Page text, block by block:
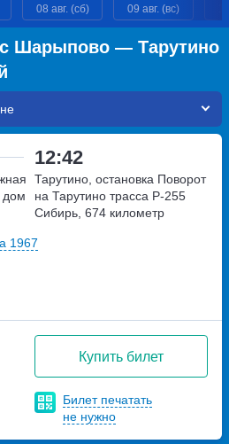
08 авг. (сб)
09 авг. (вс)
Шарыпово — Тарутино
12:42
Купить билет
Билет печатать
не нужно
дом
Тарутино, остановка Поворот
на Тарутино трасса Р-255
Сибирь, 674 километр
1967